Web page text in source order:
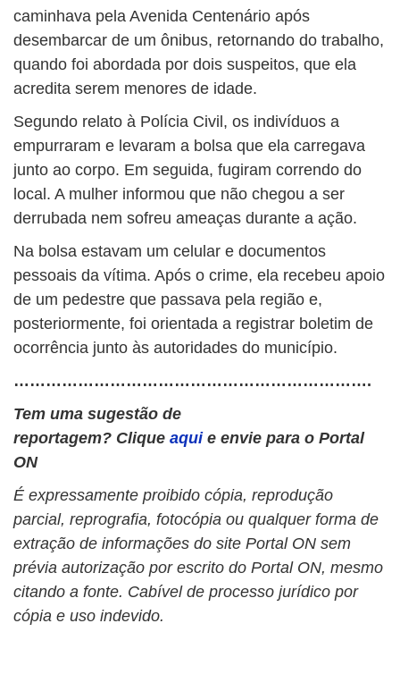
caminhava pela Avenida Centenário após
desembarcar de um ônibus, retornando do trabalho,
quando foi abordada por dois suspeitos, que ela
acredita serem menores de idade.
Segundo relato à Polícia Civil, os indivíduos a
empurraram e levaram a bolsa que ela carregava
junto ao corpo. Em seguida, fugiram correndo do
local. A mulher informou que não chegou a ser
derrubada nem sofreu ameaças durante a ação.
Na bolsa estavam um celular e documentos
pessoais da vítima. Após o crime, ela recebeu apoio
de um pedestre que passava pela região e,
posteriormente, foi orientada a registrar boletim de
ocorrência junto às autoridades do município.
………………………………………………………….
Tem uma sugestão de
reportagem? Clique aqui e envie para o Portal
ON
É expressamente proibido cópia, reprodução
parcial, reprografia, fotocópia ou qualquer forma de
extração de informações do site Portal ON sem
prévia autorização por escrito do Portal ON, mesmo
citando a fonte. Cabível de processo jurídico por
cópia e uso indevido.